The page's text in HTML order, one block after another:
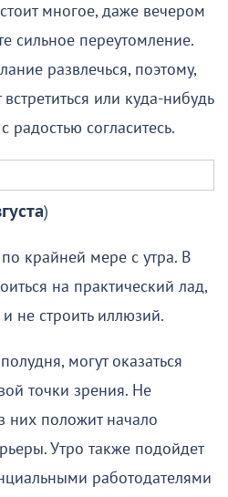
многое, даже вечером
сильное переутомление.
развлечься, поэтому,
или куда-нибудь
радостью согласитесь.
)
крайней мере с утра. В
на практический лад,
не строить иллюзий.
могут оказаться
точки зрения. Не
них положит начало
Утро также подойдет
работодателями